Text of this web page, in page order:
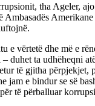
tha Ageler,
Ambasadës
e vërtetë dhe më e
duhet ta udhëheqni
të gjitha përpjekjet,
jam e bindur se së
të përballuar